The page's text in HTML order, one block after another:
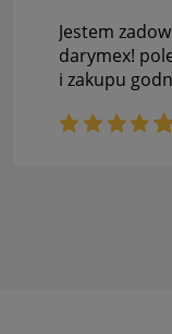
Jestem
darymex!
i zakupu